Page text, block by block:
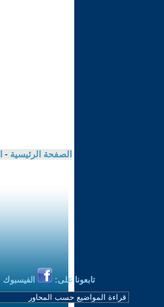
الصفحة الرئيسية -
تابعونا على: الفيسبوك